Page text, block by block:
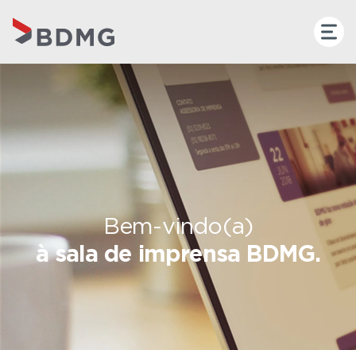
Bem-vindo(a)
à sala de imprensa BDMG.